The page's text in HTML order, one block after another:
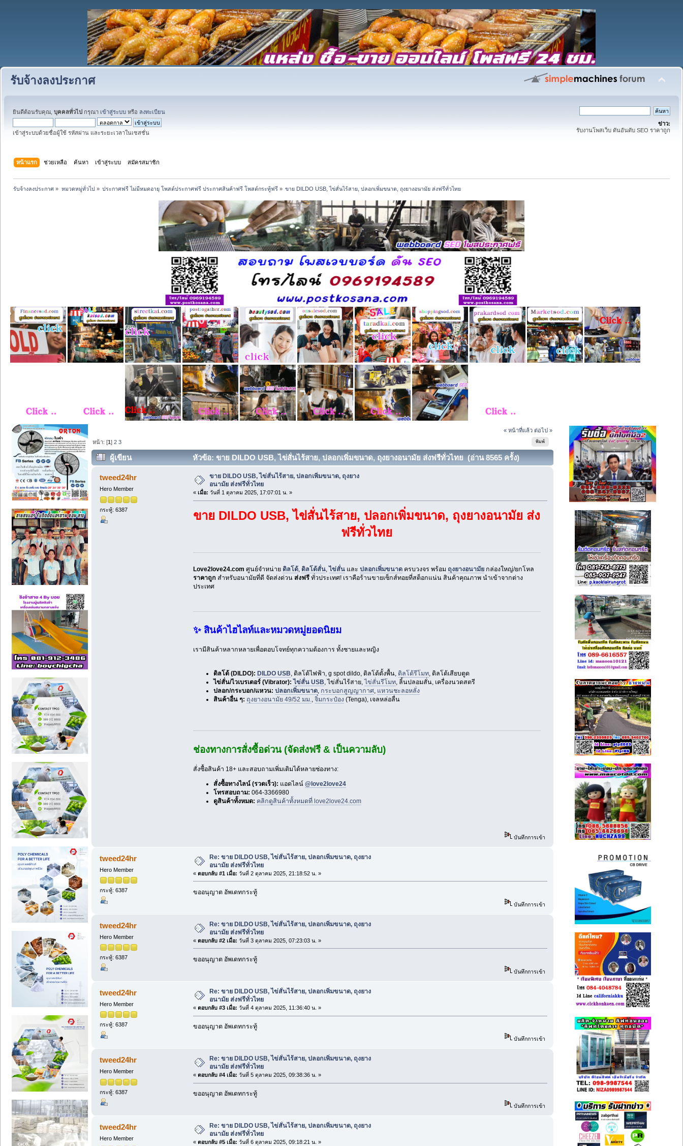
รับจ้างลงประกาศ
ยินดีต้อนรับคุณ, บุคคลทั่วไป กรุณา เข้าสู่ระบบ หรือ ลงทะเบียน
เข้าสู่ระบบด้วยชื่อผู้ใช้ รหัสผ่าน และระยะเวลาในเซสชั่น
ข่าว:
รับงานโพสเว็บ ดันอันดับ SEO ราคาถูก
หน้าแรก ช่วยเหลือ ค้นหา เข้าสู่ระบบ สมัครสมาชิก
รับจ้างลงประกาศ » หมวดหมู่ทั่วไป» ประกาศฟรี ไม่มีหมดอายุ โพสต์ประกาศฟรี ประกาศสินค้าฟรี โพสต์กระทู้ฟรี» ขาย DILDO USB, ไข่สั่นไร้สาย, ปลอกเพิ่มขนาด, ถุงยางอนามัย ส่งฟรีทั่วไทย
« หน้าที่แล้ว ต่อไป »
พิมพ์
หน้า: [1]2 3
ผู้เขียน หัวข้อ: ขาย DILDO USB, ไข่สั่นไร้สาย, ปลอกเพิ่มขนาด, ถุงยางอนามัย ส่งฟรีทั่วไทย (อ่าน 8565 ครั้ง)
tweed24hr
Hero Member
กระทู้: 6387
ขาย DILDO USB, ไข่สั่นไร้สาย, ปลอกเพิ่มขนาด, ถุงยาง
อนามัย ส่งฟรีทั่วไทย
« เมื่อ: วันที่ 1 ตุลาคม 2025, 17:07:01 น. »
ขาย DILDO USB, ไข่สั่นไร้สาย, ปลอกเพิ่มขนาด, ถุงยางอนามัย ส่ง
ฟรีทั่วไทย
Love2love24.com ศูนย์จำหน่าย ดิลโด้, ดิลโด้สั่น,ไข่สั่นและ ปลอกเพิ่มขนาดครบวงจร พร้อม ถุงยางอนามัยกล่องใหญ่/ยกโหล
ราคาถูก สำหรับอนามัยที่ดี จัดส่งด่วน ส่งฟรีทั่วประเทศ! เราคือร้านขายเซ็กส์ทอยที่สต็อกแน่น สินค้าคุณภาพ นำเข้าจากต่าง
ประเทศ
✨ สินค้าไฮไลท์และหมวดหมู่ยอดนิยม
เรามีสินค้าหลากหลายเพื่อตอบโจทย์ทุกความต้องการ ทั้งชายและหญิง
ดิลโด้ (DILDO): DILDO USB , ดิลโด้ไฟฟ้า, g spot dildo, ดิลโด้ตั้งพื้น, ดิลโด้รีโมท, ดิลโด้เสียบตูด
ไข่สั่น/ไวเบรเตอร์ (Vibrator): ไข่สั่น USB , ไข่สั่นไร้สาย,ไข่สั่นรีโมท, ลิ้นปลอมสั่น, เครื่องนวดสตรี
ปลอก/กระบอก/แหวน: ปลอกเพิ่มขนาด, กระบอกสูญญากาศ, แหวนชะลอหลั่ง
สินค้าอื่น ๆ: ถุงยางอนามัย 49/52 มม. จิ๋มกระป๋อง(Tenga), เจลหล่อลื่น
ช่องทางการสั่งซื้อด่วน (จัดส่งฟรี & เป็นความลับ)
สั่งซื้อสินค้า 18+ และสอบถามเพิ่มเติมได้หลายช่องทาง:
สั่งซื้อทางไลน์ (รวดเร็ว): แอดไลน์ @love2love24
โทรสอบถาม: 064-3366980
ดูสินค้าทั้งหมด: คลิกดูสินค้าทั้งหมดที่ love2love24.com
บันทึกการเข้า
tweed24hr
Hero Member
กระทู้: 6387
Re: ขาย DILDO USB, ไข่สั่นไร้สาย, ปลอกเพิ่มขนาด, ถุงยาง
อนามัย ส่งฟรีทั่วไทย
« ตอบกลับ #1 เมื่อ: วันที่ 2 ตุลาคม 2025, 21:18:52 น. »
ขออนุญาต อัพเดทกระทู้
บันทึกการเข้า
tweed24hr
Hero Member
กระทู้: 6387
Re: ขาย DILDO USB, ไข่สั่นไร้สาย, ปลอกเพิ่มขนาด, ถุงยาง
อนามัย ส่งฟรีทั่วไทย
« ตอบกลับ #2 เมื่อ: วันที่ 3 ตุลาคม 2025, 07:23:03 น. »
ขออนุญาต อัพเดทกระทู้
บันทึกการเข้า
tweed24hr
Hero Member
กระทู้: 6387
Re: ขาย DILDO USB, ไข่สั่นไร้สาย, ปลอกเพิ่มขนาด, ถุงยาง
อนามัย ส่งฟรีทั่วไทย
« ตอบกลับ #3 เมื่อ: วันที่ 4 ตุลาคม 2025, 11:36:40 น. »
ขออนุญาต อัพเดทกระทู้
บันทึกการเข้า
tweed24hr
Hero Member
กระทู้: 6387
Re: ขาย DILDO USB, ไข่สั่นไร้สาย, ปลอกเพิ่มขนาด, ถุงยาง
อนามัย ส่งฟรีทั่วไทย
« ตอบกลับ #4 เมื่อ: วันที่ 5 ตุลาคม 2025, 09:38:36 น. »
ขออนุญาต อัพเดทกระทู้
บันทึกการเข้า
tweed24hr
Hero Member
Re: ขาย DILDO USB, ไข่สั่นไร้สาย, ปลอกเพิ่มขนาด, ถุงยาง
อนามัย ส่งฟรีทั่วไทย
« ตอบกลับ #5 เมื่อ: วันที่ 6 ตุลาคม 2025, 09:18:21 น. »